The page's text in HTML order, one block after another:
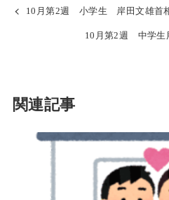
10月第2週 小学生 岸田文雄首
10月第2週 中学生
関連記事